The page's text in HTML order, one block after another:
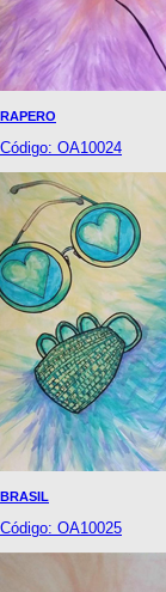
RAPERO
Código: OA10024
BRASIL
Código: OA10025